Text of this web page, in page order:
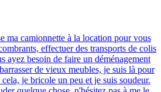
ma camionnette à la location pour vous
effectuer des transports de colis
ayez besoin de faire un déménagement
de vieux meubles, je suis là pour
je bricole un peu et je suis soudeur.